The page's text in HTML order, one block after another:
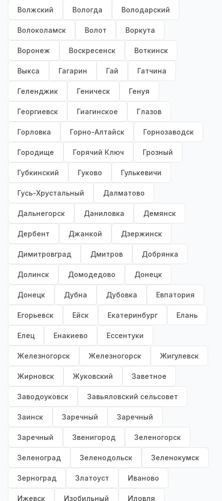
Волжский Вологда Володарский
Волоколамск Волот Воркута
Воронеж Воскресенск Воткинск
Выкса Гагарин Гай Гатчина
Геленджик Геническ Генуя
Георгиевск Гиагинское Глазов
Горловка Горно-Алтайск Горнозаводск
Городище Горячий Ключ Грозный
Губкинский Гуково Гулькевичи
Гусь-Хрустальный Далматово
Дальнегорск Даниловка Демянск
Дербент Джанкой Дзержинск
Димитровград Дмитров Добрянка
Долинск Домодедово Донецк
Донецк Дубна Дубовка Евпатория
Егорьевск Ейск Екатеринбург Елань
Елец Енакиево Ессентуки
Железногорск Железногорск Жигулевск
Жирновск Жуковский Заветное
Заводоуковск Завьяловский сельсовет
Заинск Заречный Заречный
Заречный Звенигород Зеленогорск
Зеленоград Зеленодольск Зеленокумск
Зерноград Златоуст Иваново
Ижевск Изобильный Иловля